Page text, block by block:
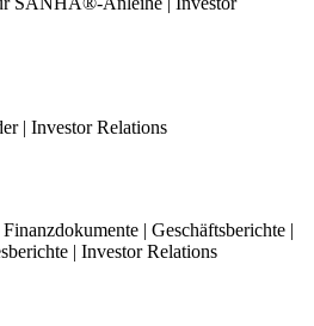
| Investor Relations
| Geschäftsberichte |
| Investor Relations